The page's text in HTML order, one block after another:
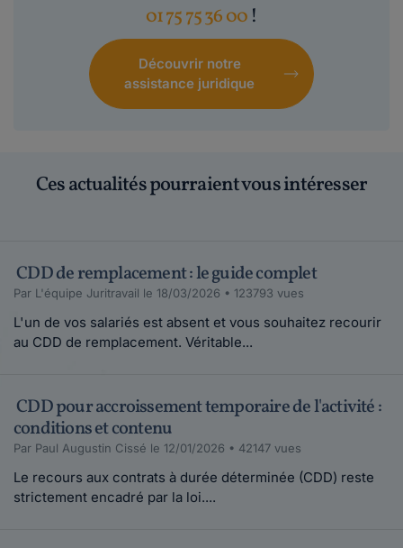
01 75 75 36 00 !
Découvrir notre
assistance juridique
Ces actualités pourraient vous intéresser
CDD de remplacement : le guide complet
Par L'équipe Juritravail le 18/03/2026 • 123793 vues
L'un de vos salariés est absent et vous souhaitez recourir
au CDD de remplacement. Véritable...
CDD pour accroissement temporaire de l'activité :
conditions et contenu
Par Paul Augustin Cissé le 12/01/2026 • 42147 vues
Le recours aux contrats à durée déterminée (CDD) reste
strictement encadré par la loi....